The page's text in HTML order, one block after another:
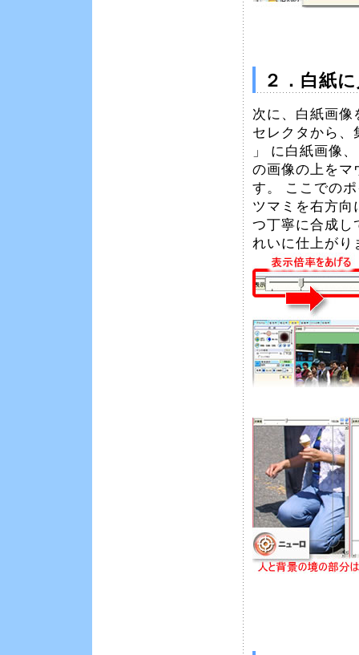
２．白紙
次に、白紙画像
セレクタから、
」 に白紙画像
の画像の上をマ
す。 ここでの
ツマミを右方向
つ丁寧に合成し
れいに仕上がり